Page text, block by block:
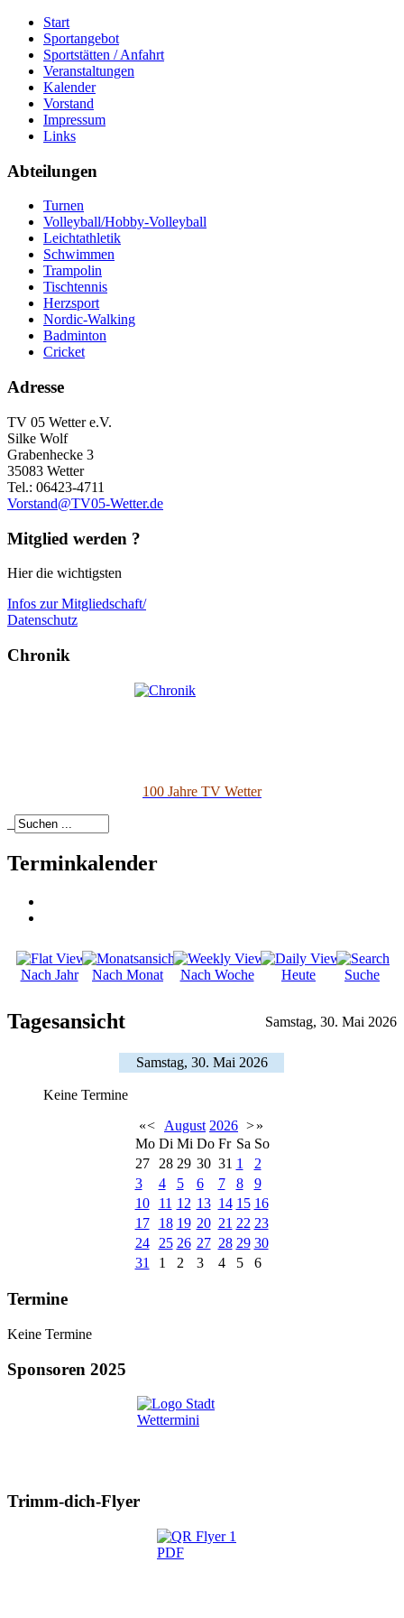
Start
Sportangebot
Sportstätten / Anfahrt
Veranstaltungen
Kalender
Vorstand
Impressum
Links
Abteilungen
Turnen
Volleyball/Hobby-Volleyball
Leichtathletik
Schwimmen
Trampolin
Tischtennis
Herzsport
Nordic-Walking
Badminton
Cricket
Adresse
TV 05 Wetter e.V.
Silke Wolf
Grabenhecke 3
35083 Wetter
Tel.: 06423-4711
Vorstand@TV05-Wetter.de
Mitglied werden ?
Hier die wichtigsten
Infos zur Mitgliedschaft/
Datenschutz
Chronik
100 Jahre TV Wetter
Terminkalender
Nach Jahr Nach Monat Nach Woche Heute Suche
Tagesansicht Samstag, 30. Mai 2026
Samstag, 30. Mai 2026
Keine Termine
«< August 2026 >»
Mo Di Mi Do Fr Sa So
27
28 29 30 31 1
2
3
4 5 6 7 8
9
10
11 12 13 14 15 16
17
18 19 20 21 22 23
24
25 26 27 28 29 30
31
1 2 3 4 5 6
Termine
Keine Termine
Sponsoren 2025
Trimm-dich-Flyer